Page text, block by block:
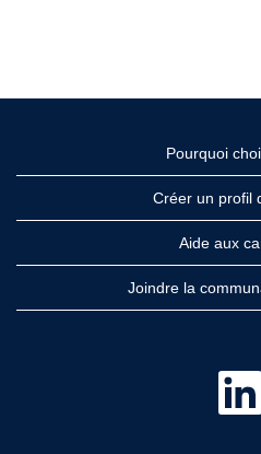
Pourquoi
Créer un profil
Aide aux
Joindre la
S
u